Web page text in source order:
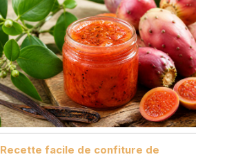
Recette facile de confiture de